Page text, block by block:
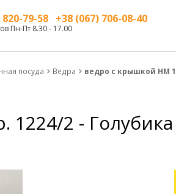
820-79-58 +38 (067) 706-08-40
Пн-Пт 8.30 - 17.00
посуда Вёдра ведро с крышкой НМ
2 - Голубика